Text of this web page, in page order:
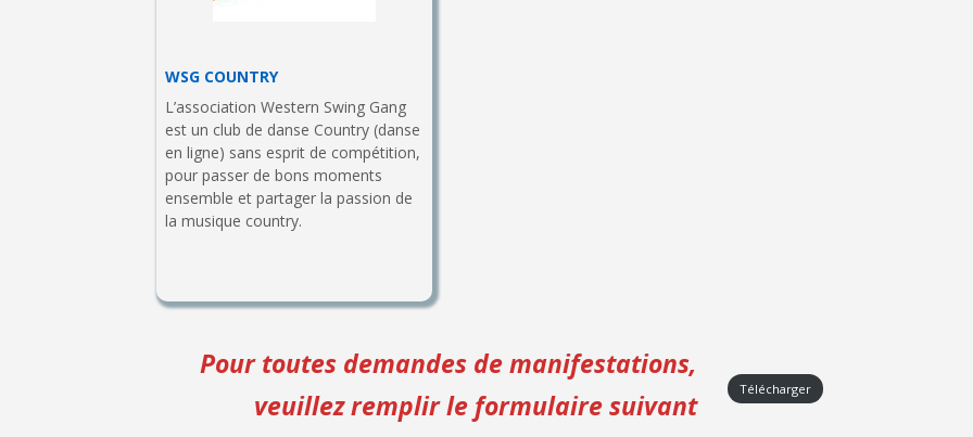
WSG COUNTRY
L’association Western Swing Gang
est un club de danse Country (danse
en ligne) sans esprit de compétition,
pour passer de bons moments
ensemble et partager la passion de
la musique country.
Pour toutes demandes de manifestations,
veuillez remplir le formulaire suivant
Télécharger